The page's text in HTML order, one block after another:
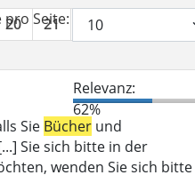
20 21 22
pro Seite:
Relevanz:
62%
Sie Bücher und
Sie sich bitte in der
wenden Sie sich bitte